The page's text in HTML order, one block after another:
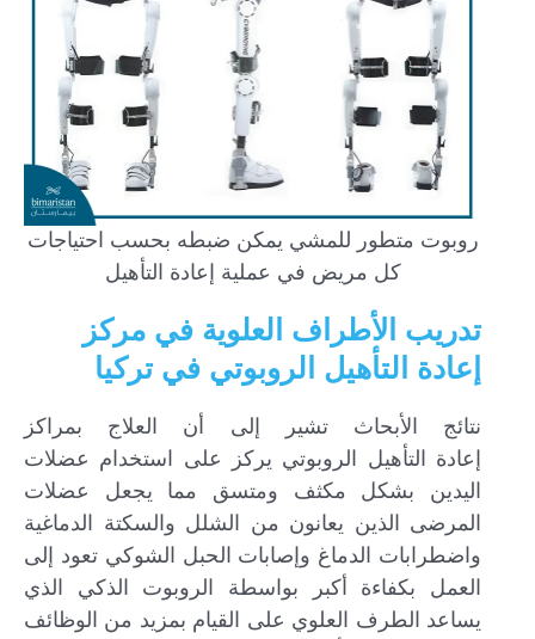
روبوت متطور للمشي يمكن ضبطه بحسب احتياجات
كل مريض في عملية إعادة التأهيل
تدريب الأطراف العلوية في مركز
إعادة التأهيل الروبوتي في تركيا
نتائج الأبحاث تشير إلى أن العلاج بمراكز
إعادة التأهيل الروبوتي يركز على استخدام عضلات
اليدين بشكل مكثف ومتسق مما يجعل عضلات
المرضى الذين يعانون من الشلل والسكتة الدماغية
واضطرابات الدماغ وإصابات الحبل الشوكي تعود إلى
العمل بكفاءة أكبر بواسطة الروبوت الذكي الذي
يساعد الطرف العلوي على القيام بمزيد من الوظائف